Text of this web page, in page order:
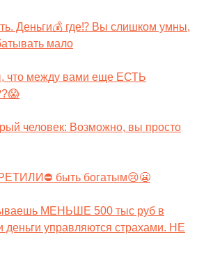
Деньги💰 где⁉️ Вы слишком умны,
мало
что между вами еще ЕСТЬ
человек: Возможно, вы просто
быть богатым😢😬
МЕНЬШЕ 500 тыс руб в
деньги управляются страхами. НЕ